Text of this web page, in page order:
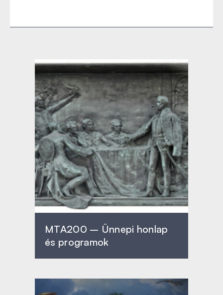
MTA200 – Ünnepi honlap
és programok